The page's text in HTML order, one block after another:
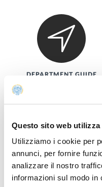
Questo sito web utilizza
Utilizziamo i cookie per
annunci, per fornire
analizzare il nostro
informazioni sul modo
DEPARTMENT GUIDE
GUIDANCE